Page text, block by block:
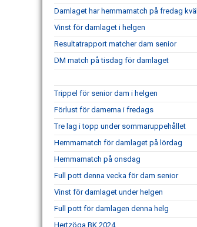
Damlaget har hemmamatch på fredag kväll
Vinst för damlaget i helgen
Resultatrapport matcher dam senior
DM match på tisdag för damlaget
Trippel för senior dam i helgen
Förlust för damerna i fredags
Tre lag i topp under sommaruppehållet
Hemmamatch för damlaget på lördag
Hemmamatch på onsdag
Full pott denna vecka för dam senior
Vinst för damlaget under helgen
Full pott för damlagen denna helg
Hertzöga BK 2024